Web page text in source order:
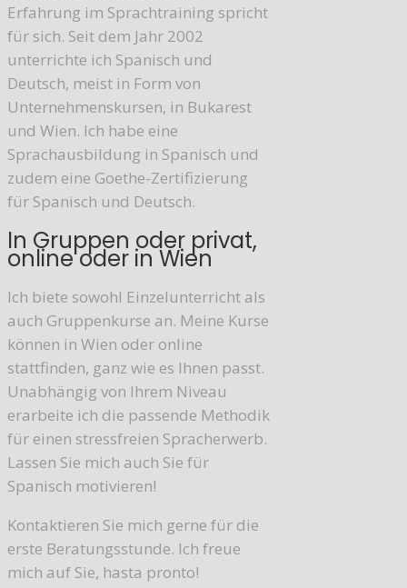
Erfahrung im Sprachtraining spricht
für sich. Seit dem Jahr 2002
unterrichte ich Spanisch und
Deutsch, meist in Form von
Unternehmenskursen, in Bukarest
und Wien. Ich habe eine
Sprachausbildung in Spanisch und
zudem eine Goethe-Zertifizierung
für Spanisch und Deutsch.
In Gruppen oder privat,
online oder in Wien
Ich biete sowohl Einzelunterricht als
auch Gruppenkurse an. Meine Kurse
können in Wien oder online
stattfinden, ganz wie es Ihnen passt.
Unabhängig von Ihrem Niveau
erarbeite ich die passende Methodik
für einen stressfreien Spracherwerb.
Lassen Sie mich auch Sie für
Spanisch motivieren!
Kontaktieren Sie mich gerne für die
erste Beratungsstunde. Ich freue
mich auf Sie, hasta pronto!